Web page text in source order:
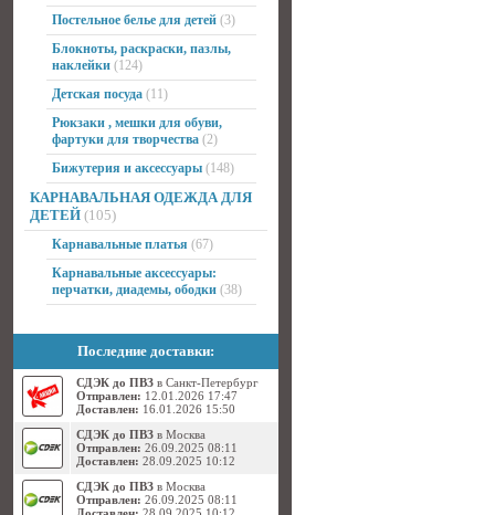
Постельное белье для детей (3)
Блокноты, раскраски, пазлы,
наклейки (124)
Детская посуда (11)
Рюкзаки , мешки для обуви,
фартуки для творчества (2)
Бижутерия и аксессуары (148)
КАРНАВАЛЬНАЯ ОДЕЖДА ДЛЯ
ДЕТЕЙ (105)
Карнавальные платья (67)
Карнавальные аксессуары:
перчатки, диадемы, ободки (38)
Последние доставки:
СДЭК до ПВЗ в Санкт-Петербург
Отправлен: 12.01.2026 17:47
Доставлен: 16.01.2026 15:50
СДЭК до ПВЗ в Москва
Отправлен: 26.09.2025 08:11
Доставлен: 28.09.2025 10:12
СДЭК до ПВЗ в Москва
Отправлен: 26.09.2025 08:11